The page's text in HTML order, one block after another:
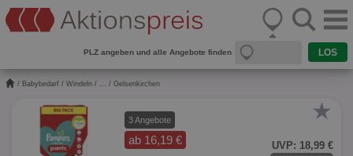
PLZ angeben und alle Angebote finden
/ Babybedarf / Windeln / ... / Gelsenkirchen
3 Angebote
ab 16,19 €
★
UVP: 18,99 €